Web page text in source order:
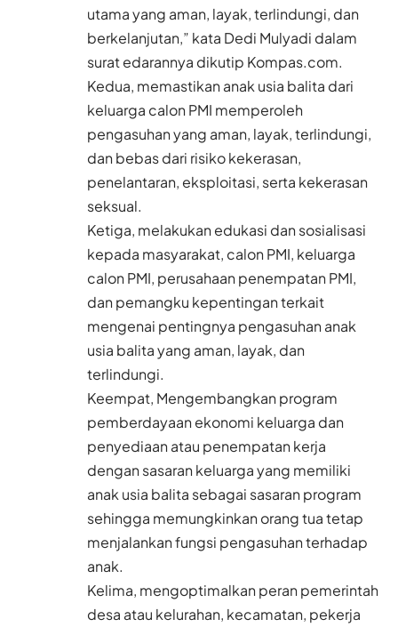
utama yang aman, layak, terlindungi, dan
berkelanjutan,” kata Dedi Mulyadi dalam
surat edarannya dikutip Kompas.com.
Kedua, memastikan anak usia balita dari
keluarga calon PMI memperoleh
pengasuhan yang aman, layak, terlindungi,
dan bebas dari risiko kekerasan,
penelantaran, eksploitasi, serta kekerasan
seksual.
Ketiga, melakukan edukasi dan sosialisasi
kepada masyarakat, calon PMI, keluarga
calon PMI, perusahaan penempatan PMI,
dan pemangku kepentingan terkait
mengenai pentingnya pengasuhan anak
usia balita yang aman, layak, dan
terlindungi.
Keempat, Mengembangkan program
pemberdayaan ekonomi keluarga dan
penyediaan atau penempatan kerja
dengan sasaran keluarga yang memiliki
anak usia balita sebagai sasaran program
sehingga memungkinkan orang tua tetap
menjalankan fungsi pengasuhan terhadap
anak.
Kelima, mengoptimalkan peran pemerintah
desa atau kelurahan, kecamatan, pekerja